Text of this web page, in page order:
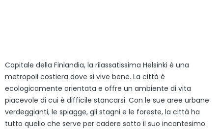
Capitale della Finlandia, la rilassatissima Helsinki è una
metropoli costiera dove si vive bene. La città è
ecologicamente orientata e offre un ambiente di vita
piacevole di cui è difficile stancarsi. Con le sue aree urbane
verdeggianti, le spiagge, gli stagni e le foreste, la città ha
tutto quello che serve per cadere sotto il suo incantesimo.